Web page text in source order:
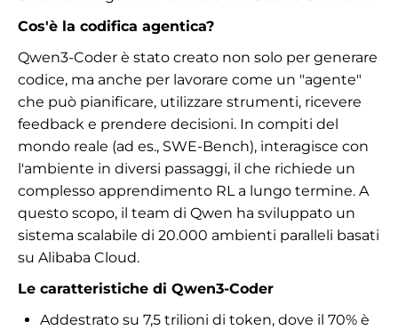
Cos'è la codifica agentica?
Qwen3-Coder è stato creato non solo per generare
codice, ma anche per lavorare come un "agente"
che può pianificare, utilizzare strumenti, ricevere
feedback e prendere decisioni. In compiti del
mondo reale (ad es., SWE-Bench), interagisce con
l'ambiente in diversi passaggi, il che richiede un
complesso apprendimento RL a lungo termine. A
questo scopo, il team di Qwen ha sviluppato un
sistema scalabile di 20.000 ambienti paralleli basati
su Alibaba Cloud.
Le caratteristiche di Qwen3-Coder
Addestrato su 7,5 trilioni di token, dove il 70% è